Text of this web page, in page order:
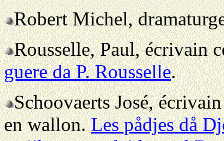
Robert Michel,
Rousselle, Paul, écrivain
guere da P. Rousselle.
Schoovaerts José,
en wallon.Les pådjes då